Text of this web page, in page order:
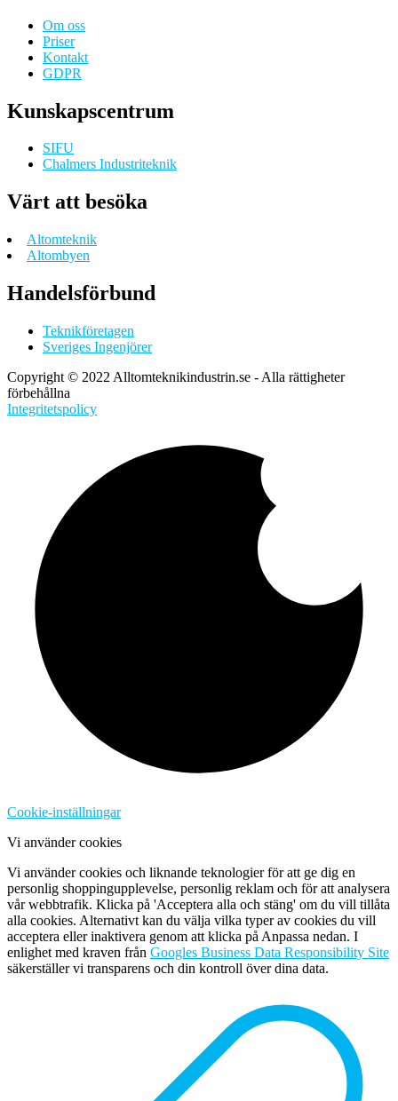
Om oss
Priser
Kontakt
GDPR
Kunskapscentrum
SIFU
Chalmers Industriteknik
Värt att besöka
Altomteknik
Altombyen
Handelsförbund
Teknikföretagen
Sveriges Ingenjörer
Copyright © 2022 Alltomteknikindustrin.se - Alla rättigheter
förbehållna
Integritetspolicy
Cookie-inställningar
Vi använder cookies
Vi använder cookies och liknande teknologier för att ge dig en
personlig shoppingupplevelse, personlig reklam och för att analysera
vår webbtrafik. Klicka på 'Acceptera alla och stäng' om du vill tillåta
alla cookies. Alternativt kan du välja vilka typer av cookies du vill
acceptera eller inaktivera genom att klicka på Anpassa nedan. I
enlighet med kraven från Googles Business Data Responsibility Site
säkerställer vi transparens och din kontroll över dina data.